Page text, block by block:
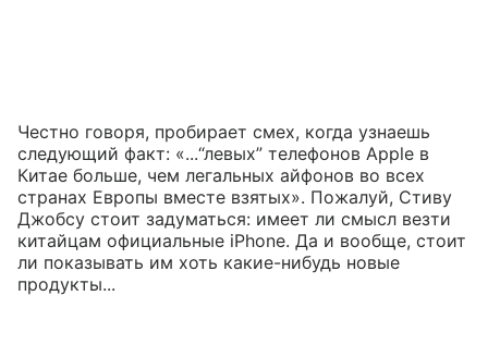
Честно говоря, пробирает смех, когда узнаешь
следующий факт: «...“левых” телефонов Apple в
Китае больше, чем легальных айфонов во всех
странах Европы вместе взятых». Пожалуй, Стиву
Джобсу стоит задуматься: имеет ли смысл везти
китайцам официальные iPhone. Да и вообще, стоит
ли показывать им хоть какие-нибудь новые
продукты...